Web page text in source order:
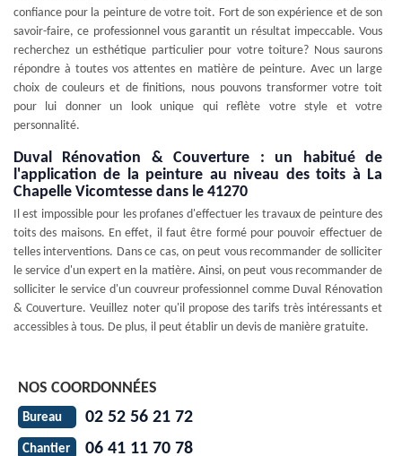
confiance pour la peinture de votre toit. Fort de son expérience et de son
savoir-faire, ce professionnel vous garantit un résultat impeccable. Vous
recherchez un esthétique particulier pour votre toiture? Nous saurons
répondre à toutes vos attentes en matière de peinture. Avec un large
choix de couleurs et de finitions, nous pouvons transformer votre toit
pour lui donner un look unique qui reflète votre style et votre
personnalité.
Duval Rénovation & Couverture : un habitué de
l'application de la peinture au niveau des toits à La
Chapelle Vicomtesse dans le 41270
Il est impossible pour les profanes d'effectuer les travaux de peinture des
toits des maisons. En effet, il faut être formé pour pouvoir effectuer de
telles interventions. Dans ce cas, on peut vous recommander de solliciter
le service d'un expert en la matière. Ainsi, on peut vous recommander de
solliciter le service d'un couvreur professionnel comme Duval Rénovation
& Couverture. Veuillez noter qu'il propose des tarifs très intéressants et
accessibles à tous. De plus, il peut établir un devis de manière gratuite.
NOS COORDONNÉES
Bureau 02 52 56 21 72
Chantier 06 41 11 70 78